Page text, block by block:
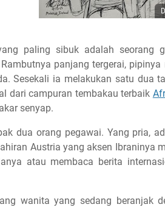
paling sibuk adalah seorang
panjang tergerai,
Sesekali ia melakukan satu dua
dari campuran tembakau terbaik
senyap.
dua orang pegawai. Yang pria,
Austria yang aksen Ibraninya
atau membaca berita
wanita yang sedang beranjak